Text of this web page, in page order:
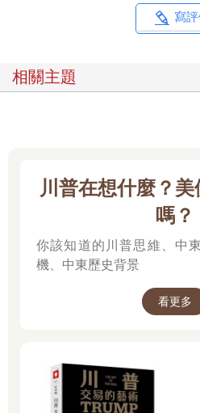
寫
相關主題
川普在想什麼？
嗎？
你該知道的川普思維、中
機、中東歷史背景
看更多